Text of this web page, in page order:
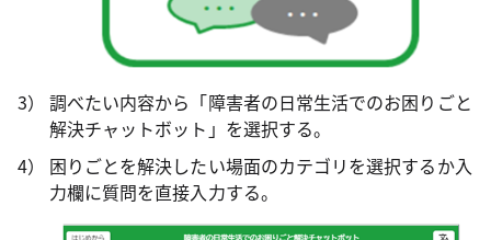
調べたい内容から「障害者の日常生活でのお困りごと
解決チャットボット」を選択する。
困りごとを解決したい場面のカテゴリを選択するか入
力欄に質問を直接入力する。